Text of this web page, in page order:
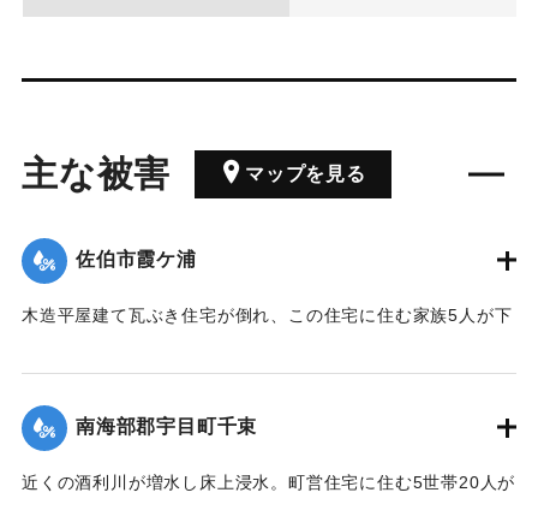
主な被害 マップを見る
佐伯市霞ケ浦
木造平屋建て瓦ぶき住宅が倒れ、この住宅に住む家族5人が下
り20分後無事に救出された。
【出典：大分合同新聞 1964年9月25日朝刊9面】
｜固有コード:00708020
南海部郡宇目町千束
近くの酒利川が増水し床上浸水。町営住宅に住む5世帯20人が